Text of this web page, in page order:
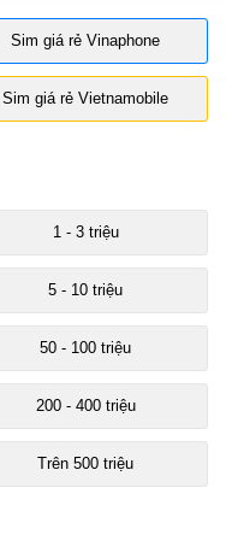
Sim giá rẻ Vinaphone
Sim giá rẻ Vietnamobile
1 - 3 triệu
5 - 10 triệu
50 - 100 triệu
200 - 400 triệu
Trên 500 triệu